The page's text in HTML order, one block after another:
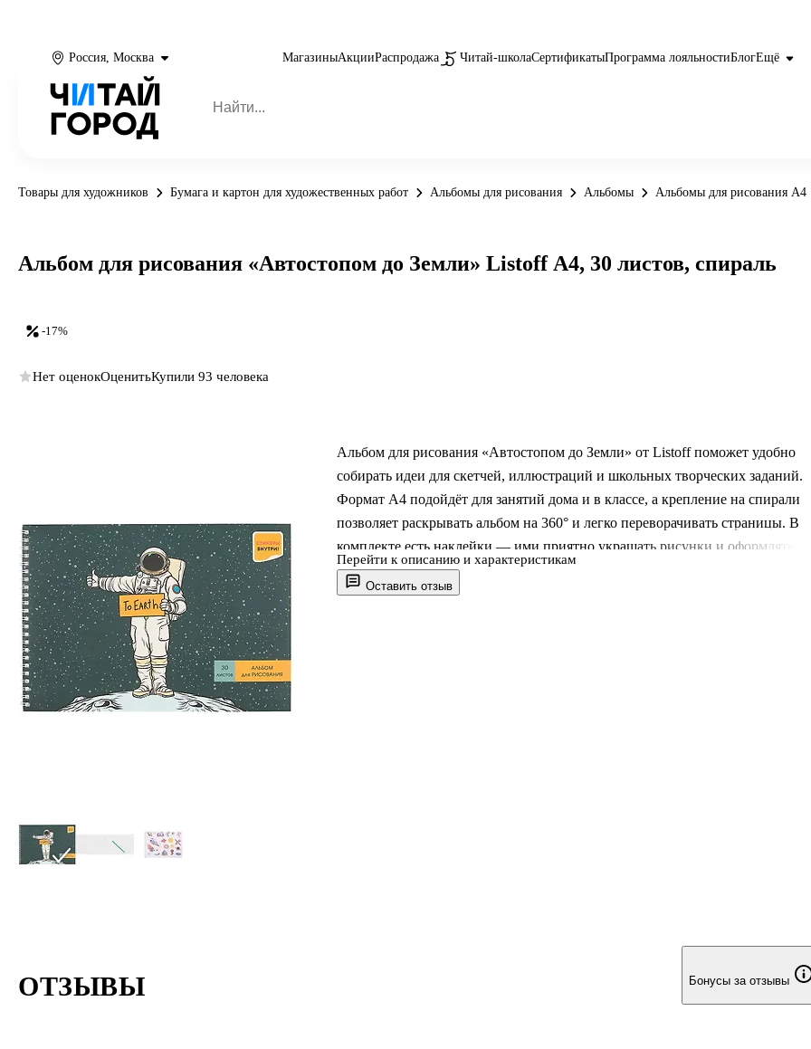
Россия, Москва МагазиныАкцииРаспродажа Читай-школаСертификатыПрограмма лояльностиБлогЕщё
Товары для художников Бумага и картон для художественных работ Альбомы для рисования Альбомы Альбомы для рисования А4
Оставить отзыв
Альбом для рисования «Автостопом до Земли» от Listoff поможет удобно
собирать идеи для скетчей, иллюстраций и школьных творческих заданий.
Формат А4 подойдёт для занятий дома и в классе, а крепление на спирали
позволяет раскрывать альбом на 360° и легко переворачивать страницы. В
комплекте есть наклейки — ими приятно украшать рисунки и оформлять
заметки. Яркая обложка задаёт настроение и вдохновляет на новые
Перейти к описанию и характеристикам
-17%
Альбом для рисования «Автостопом до Земли» Listoff А4, 30 листов, спираль
Нет оценокОценитьКупили 93 человека
ОТЗЫВЫ Бонусы за отзывы